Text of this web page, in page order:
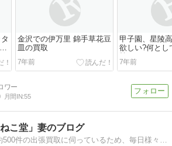
金沢での伊万里 錦手草花豆
皿の買取
7年前
甲子園、星陵
欲しい?何とし
勝！
7年前
月間IN:55
こ堂」妻のブログ